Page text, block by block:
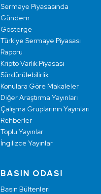
Sermaye Piyasasında
Gündem
Gösterge
Türkiye Sermaye Piyasası
Raporu
Kripto Varlık Piyasası
Sürdürülebilirlik
Konulara Göre Makaleler
Diğer Araştırma Yayınları
Çalışma Gruplarının Yayınları
Rehberler
Toplu Yayınlar
İngilizce Yayınlar
BASIN ODASI
Basın Bültenleri